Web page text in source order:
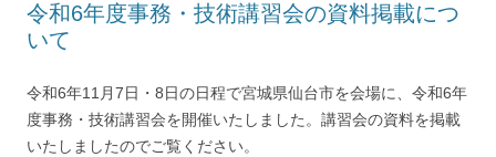
令和6年度事務・技術講習会の資料掲載につ
いて
令和6年11月7日・8日の日程で宮城県仙台市を会場に、令和6年
度事務・技術講習会を開催いたしました。講習会の資料を掲載
いたしましたのでご覧ください。